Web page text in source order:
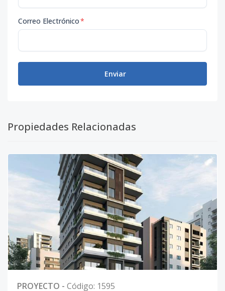
Correo Electrónico*
Enviar
Propiedades Relacionadas
PROYECTO - Código: 1595